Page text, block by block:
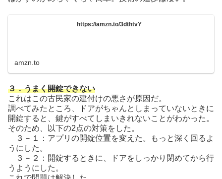
https://amzn.to/3dthtvY
amzn.to
３．うまく開錠できない
これはこの古民家の建付けの悪さが原因だ。
調べてみたところ、ドアがちゃんとしまっていないときに
開錠すると、鍵がすべてしまいきれないことがわかった。
そのため、以下の2点の対策をした。
３－１：アプリの開錠位置を変えた。もっと深く回るよ
うにした。
３－２：開錠するときに、ドアをしっかり閉めてから行
うようにした。